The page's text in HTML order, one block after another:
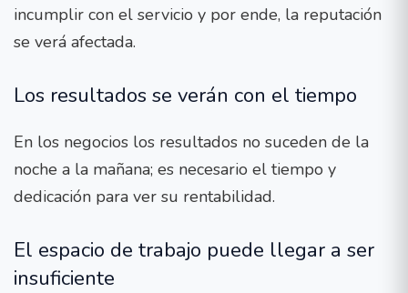
incumplir con el servicio y por ende, la reputación
se verá afectada.
Los resultados se verán con el tiempo
En los negocios los resultados no suceden de la
noche a la mañana; es necesario el tiempo y
dedicación para ver su rentabilidad.
El espacio de trabajo puede llegar a ser
insuficiente